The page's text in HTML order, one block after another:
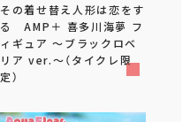
その着せ替え人形は恋をす
る AMP＋ 喜多川海夢 フ
ィギュア ～ブラックロベ
リア ver.～（タイクレ限
定）